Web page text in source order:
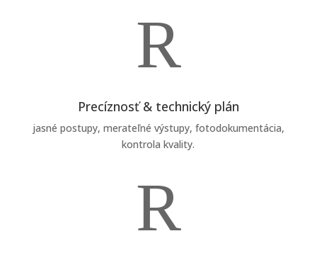
R
Precíznosť & technický plán
jasné postupy, merateľné výstupy, fotodokumentácia,
kontrola kvality.
R